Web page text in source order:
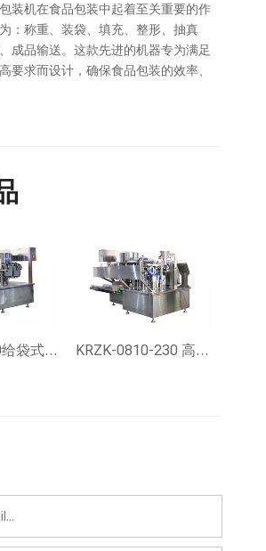
装机在食品包装中起着至关重要的作
：称重、装袋、填充、整形、抽真
成品输送。这款先进的机器专为满足
要求而设计，确保食品包装的效率、
KRZK12-160给袋式真空包装机 KRZK-0810-230 高速给袋式真空包装机